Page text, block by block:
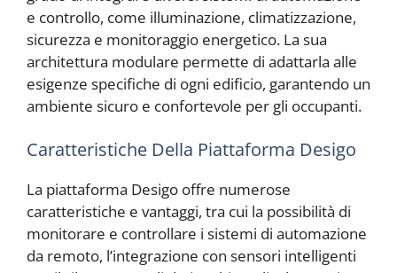
e controllo, come illuminazione, climatizzazione,
sicurezza e monitoraggio energetico. La sua
architettura modulare permette di adattarla alle
esigenze specifiche di ogni edificio, garantendo un
ambiente sicuro e confortevole per gli occupanti.
Caratteristiche Della Piattaforma Desigo
La piattaforma Desigo offre numerose
caratteristiche e vantaggi, tra cui la possibilità di
monitorare e controllare i sistemi di automazione
da remoto, l’integrazione con sensori intelligenti